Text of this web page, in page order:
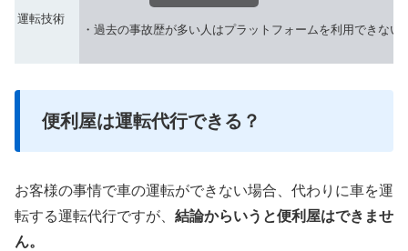
運転技術
・過去の事故歴が多い人はプラットフォームを利用できない
便利屋は運転代行できる？
お客様の事情で車の運転ができない場合、代わりに車を運
転する運転代行ですが、 結論からいうと便利屋はできませ
ん。